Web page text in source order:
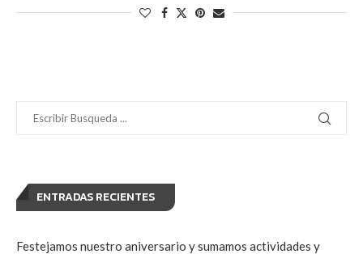
ENTRADAS RECIENTES
Festejamos nuestro aniversario y sumamos actividades y